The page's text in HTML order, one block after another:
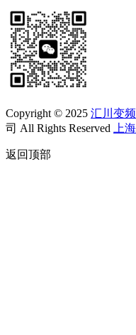
Copyright © 2025 汇川变
司 All Rights Reserved
上
返回顶部